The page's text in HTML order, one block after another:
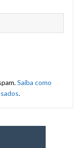
Saiba como
.